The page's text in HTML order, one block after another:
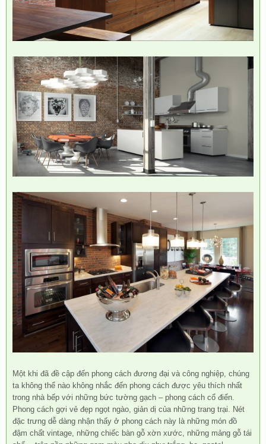
Một khi đã đề cập đến phong cách đương đại và công nghiệp, chúng
ta không thể nào không nhắc đến phong cách được yêu thích nhất
trong nhà bếp với những bức tường gạch – phong cách cổ điển.
Phong cách gợi vẻ đẹp ngọt ngào, giản dị của những trang trại. Nét
đặc trưng dễ dàng nhận thấy ở phong cách này là những món đồ
đậm chất vintage, những chiếc bàn gỗ xờn xước, những mảng gỗ tái